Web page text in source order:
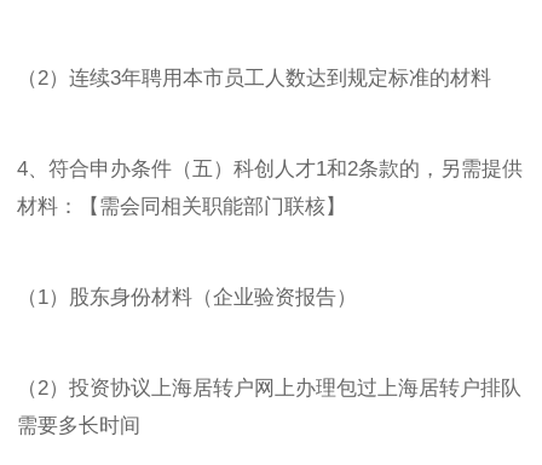
（2）连续3年聘用本市员工人数达到规定标准的材料
4、符合申办条件（五）科创人才1和2条款的，另需提供
材料：【需会同相关职能部门联核】
（1）股东身份材料（企业验资报告）
（2）投资协议上海居转户网上办理包过上海居转户排队
需要多长时间